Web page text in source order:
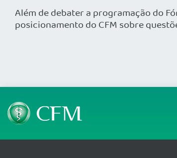
Além de debater a programação do
posicionamento do CFM sobre